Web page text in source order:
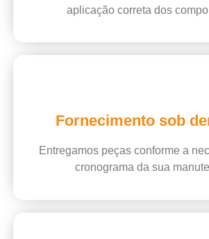
aplicação correta dos
Fornecimento sob
Entregamos peças conforme a
cronograma da sua